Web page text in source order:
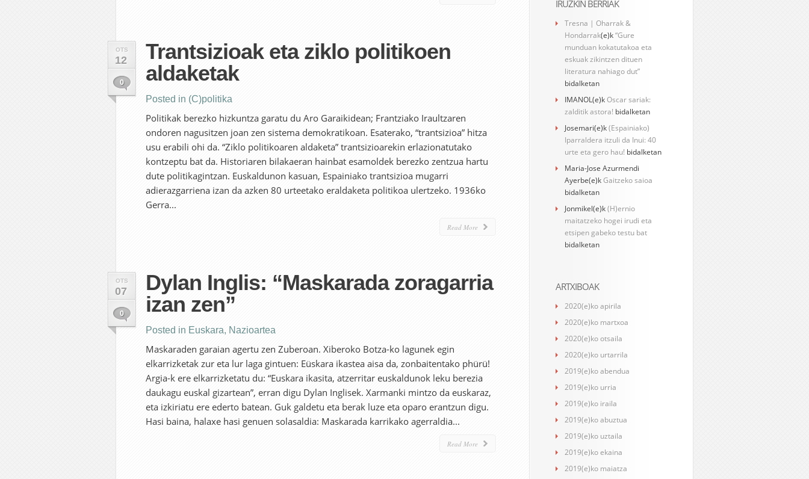
OTS
12
0
Trantsizioak eta ziklo politikoen
aldaketak
Posted in (C)politika
Politikak berezko hizkuntza garatu du Aro Garaikidean; Frantziako Iraultzaren
ondoren nagusitzen joan zen sistema demokratikoan. Esaterako, “trantsizioa” hitza
usu erabili ohi da. “Ziklo politikoaren aldaketa” trantsizioarekin erlazionatutako
kontzeptu bat da. Historiaren bilakaeran hainbat esamoldek berezko zentzua hartu
dute politikagintzan. Euskaldunon kasuan, Espainiako trantsizioa mugarri
adierazgarriena izan da azken 80 urteetako eraldaketa politikoa ulertzeko. 1936ko
Gerra...
Read More
OTS
07
0
Dylan Inglis: “Maskarada zoragarria
izan zen”
Posted in Euskara, Nazioartea
Maskaraden garaian agertu zen Zuberoan. Xiberoko Botza-ko lagunek egin
elkarrizketak zur eta lur laga gintuen: Eüskara ikastea aisa da, zonbaitentako phürü!
Argia-k ere elkarrizketatu du: “Euskara ikasita, atzerritar euskaldunok leku berezia
daukagu euskal gizartean”, erran digu Dylan Inglisek. Xarmanki mintzo da euskaraz,
eta izkiriatu ere ederto batean. Guk galdetu eta berak luze eta oparo erantzun digu.
Hasi baina, halaxe hasi genuen solasaldia: Maskarada karrikako agerraldia...
Read More
IRUZKIN BERRIAK
Tresna | Oharrak &
Hondarrak(e)k“Gure
munduan kokatutakoa eta
eskuak zikintzen dituen
literatura nahiago dut”
bidalketan
IMANOL(e)kOscar sariak:
zalditik astora! bidalketan
Josemari(e)k(Espainiako)
Iparraldera itzuli da Inui: 40
urte eta gero hau! bidalketan
Maria-Jose Azurmendi
Ayerbe(e)kGaitzeko saioa
bidalketan
Jonmikel(e)k(H)ernio
maitatzeko hogei irudi eta
etsipen gabeko testu bat
bidalketan
ARTXIBOAK
2020(e)ko apirila
2020(e)ko martxoa
2020(e)ko otsaila
2020(e)ko urtarrila
2019(e)ko abendua
2019(e)ko urria
2019(e)ko iraila
2019(e)ko abuztua
2019(e)ko uztaila
2019(e)ko ekaina
2019(e)ko maiatza